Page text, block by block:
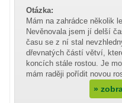
Otázka:
Mám na zahrádce několik
Nevěnovala jsem jí delší
času se z ní stal
dřevnatých částí větví,
koncích stále rostou. Je
mám raději pořídit novou
»